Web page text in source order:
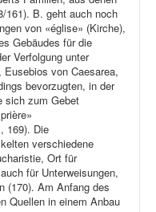
161). B. geht auch noch
von «église» (Kirche),
Gebäudes für die
Verfolgung unter
von Caesarea,
bevorzugten, in der
sich zum Gebet
169). Die
verschiedene
Ort für
für Unterweisungen,
(170). Am Anfang des
Quellen in einem Anbau